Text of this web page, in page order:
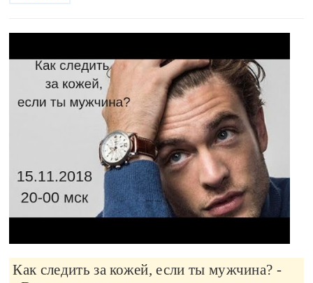
Как следить за кожей, если ты мужчина? -